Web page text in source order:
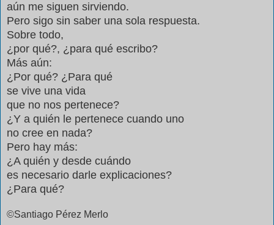
aún me siguen sirviendo.
Pero sigo sin saber una sola respuesta.
Sobre todo,
¿por qué?, ¿para qué escribo?
Más aún:
¿Por qué? ¿Para qué
se vive una vida
que no nos pertenece?
¿Y a quién le pertenece cuando uno
no cree en nada?
Pero hay más:
¿A quién y desde cuándo
es necesario darle explicaciones?
¿Para qué?
©Santiago Pérez Merlo